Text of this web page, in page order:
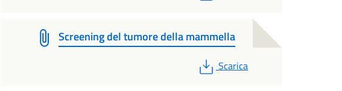
Screening del tumore della mammella
PDF
Scarica